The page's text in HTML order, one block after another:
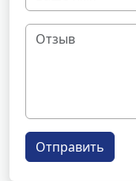
Отправить